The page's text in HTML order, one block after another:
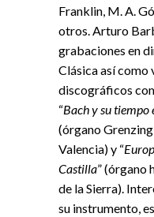
Franklin, M. A.
otros. Arturo
grabaciones en
Clásica así como
discográficos
“Bach y su tiempo
(órgano
Valencia) y “
Castilla” (órgano
de laSierra).
su instrumento,